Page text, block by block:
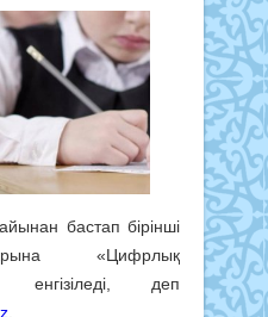
бастап бірінші
«Цифрлық
енгізіледі, деп
.